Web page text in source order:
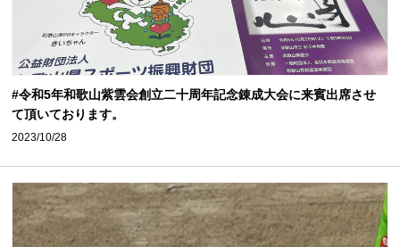
#令和5年和歌山紫雲会創立二十周年記念錬成大会に来賓出席させ
て頂いております。
2023/10/28